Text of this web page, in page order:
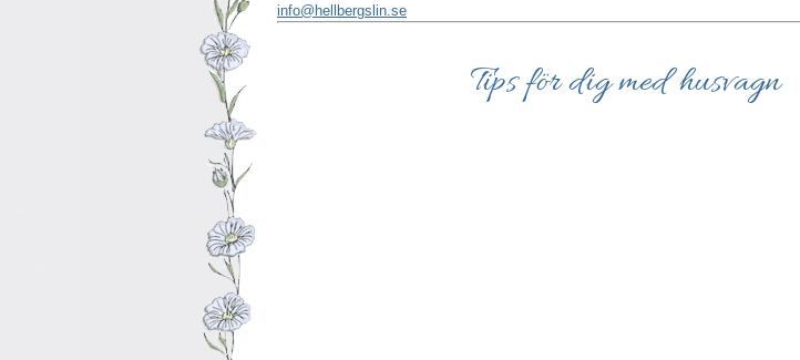
info@hellbergslin.se
Tips för dig med husvagn